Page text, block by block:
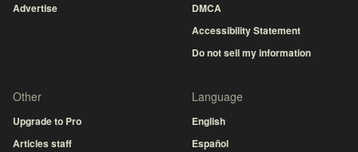
Advertise
DMCA
Accessibility Statement
Do not sell my information
Other
Upgrade to Pro
Articles staff
Language
English
Español